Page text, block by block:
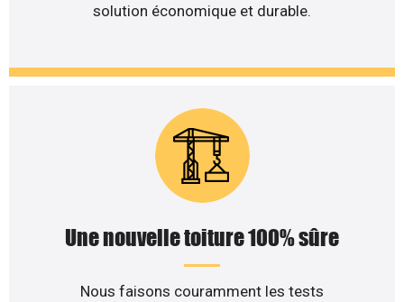
solution économique et durable.
Une nouvelle toiture 100% sûre
Nous faisons couramment les tests